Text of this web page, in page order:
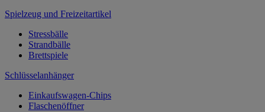
Spielzeug und Freizeitartikel
Stressbälle
Strandbälle
Brettspiele
Schlüsselanhänger
Einkaufswagen-Chips
Flaschenöffner